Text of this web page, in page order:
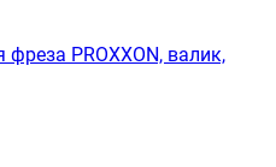
PROXXON, валик,